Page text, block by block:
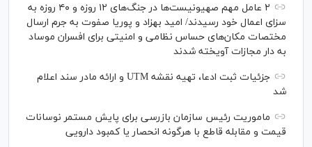
۲ عامل مهم صهیونیست‌ها در جنگ‌های ۱۲ روزه و ۴۰ روزه به
سزای اعمال خود رسیدند/ امید بهزاد و پوریا صفوت به جرم ارسال
مختصات مکان‌های حساس نظامی و امنیتی برای افسران موساد
به دار مجازات آویخته شدند
جزئیات ثبت ادعا، تهیه نقشه UTM و ارائه مادر سند اعلام
شد
ماموریت رئیس سازمان بازرسی برای پایش مستمر نوسانات
قیمت و مقابله قاطع با هرگونه انحصار یا کمبود دارویی